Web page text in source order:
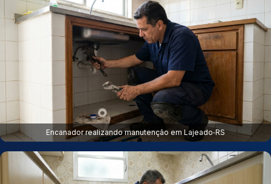
Encanador realizando manutenção em Lajeado‑RS